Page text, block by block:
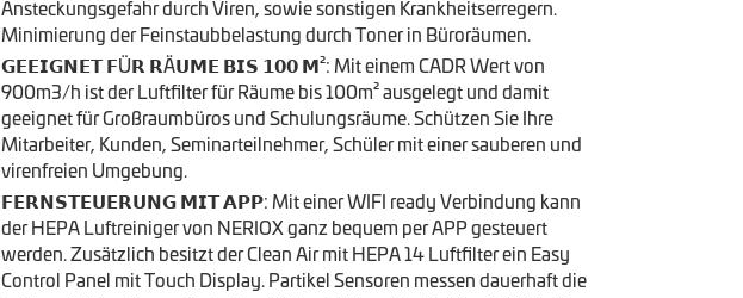
Ansteckungsgefahr durch Viren, sowie sonstigen Krankheitserregern.
Minimierung der Feinstaubbelastung durch Toner in Büroräumen.
𝗚𝗘𝗘𝗜𝗚𝗡𝗘𝗧 𝗙Ü𝗥 𝗥Ä𝗨𝗠𝗘 𝗕𝗜𝗦 𝟭𝟬𝟬 𝗠²: Mit einem CADR Wert von
900m3/h ist der Luftfilter für Räume bis 100m² ausgelegt und damit
geeignet für Großraumbüros und Schulungsräume. Schützen Sie Ihre
Mitarbeiter, Kunden, Seminarteilnehmer, Schüler mit einer sauberen und
virenfreien Umgebung.
𝗙𝗘𝗥𝗡𝗦𝗧𝗘𝗨𝗘𝗥𝗨𝗡𝗚 𝗠𝗜𝗧 𝗔𝗣𝗣: Mit einer WIFI ready Verbindung kann
der HEPA Luftreiniger von NERIOX ganz bequem per APP gesteuert
werden. Zusätzlich besitzt der Clean Air mit HEPA 14 Luftfilter ein Easy
Control Panel mit Touch Display. Partikel Sensoren messen dauerhaft die